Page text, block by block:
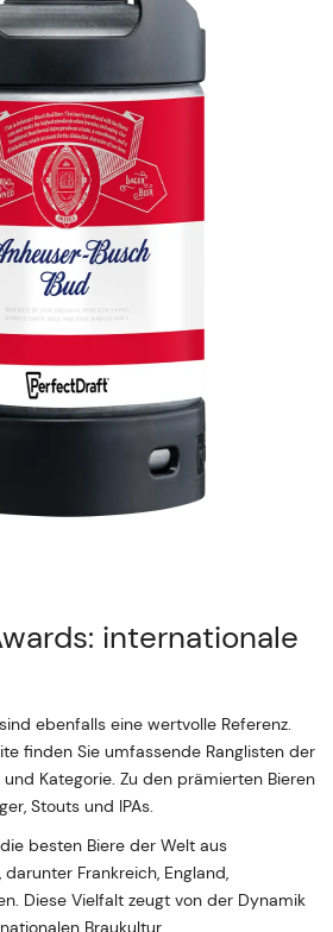
internationale
ebenfalls eine wertvolle Referenz.
finden Sie umfassende Ranglisten der
Kategorie. Zu den prämierten Bieren
Stouts und IPAs.
besten Biere der Welt aus
Frankreich, England,
Diese Vielfalt zeugt von der Dynamik
Braukultur.